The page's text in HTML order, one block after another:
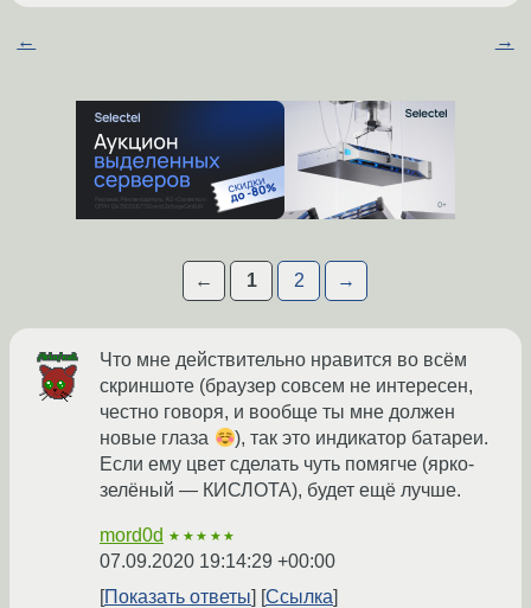
← →
← 1 2 →
Что мне действительно нравится во всём
скриншоте (браузер совсем не интересен,
честно говоря, и вообще ты мне должен
новые глаза
), так это индикатор батареи.
Если ему цвет сделать чуть помягче (ярко-
зелёный — КИСЛОТА), будет ещё лучше.
mord0d ★★★★★
07.09.2020 19:14:29 +00:00
Показать ответы
Ссылка